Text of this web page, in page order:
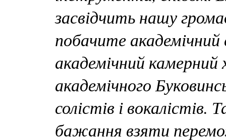
засвідчить нашу
побачите
академічний камерний
академічного
солістів і
бажання взяти